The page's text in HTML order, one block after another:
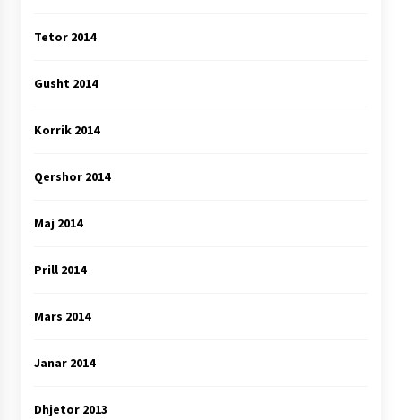
Tetor 2014
Gusht 2014
Korrik 2014
Qershor 2014
Maj 2014
Prill 2014
Mars 2014
Janar 2014
Dhjetor 2013